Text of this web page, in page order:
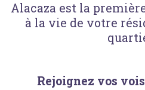
Alacaza est la
à la vie de votre
Rejoignez vos